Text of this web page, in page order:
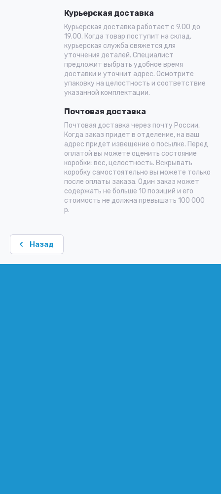
Курьерская доставка
Курьерская доставка работает с 9.00 до
19.00. Когда товар поступит на склад,
курьерская служба свяжется для
уточнения деталей. Специалист
предложит выбрать удобное время
доставки и уточнит адрес. Осмотрите
упаковку на целостность и соответствие
указанной комплектации.
Почтовая доставка
Почтовая доставка через почту России.
Когда заказ придет в отделение, на ваш
адрес придет извещение о посылке. Перед
оплатой вы можете оценить состояние
коробки: вес, целостность. Вскрывать
коробку самостоятельно вы можете только
после оплаты заказа. Один заказ может
содержать не больше 10 позиций и его
стоимость не должна превышать 100 000
р.
Назад